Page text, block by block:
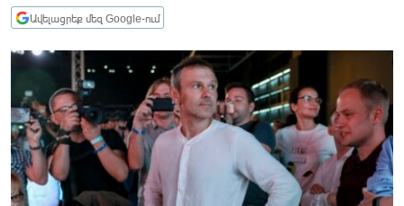
ՏՆՏԵՍՈՒԹՅՈՒՆ
ՊԱՏԵՐԱԶՄԻ 6 ՇԱԲԱԹՆԵՐԸ
ՏԱՐԱԾԱՇՐՋԱՆ
ՄԻՋԱԶԳԱՅԻՆ
ՄՇԱԿՈՒՅԹ
Ավելացրեք մեզ Google-ում